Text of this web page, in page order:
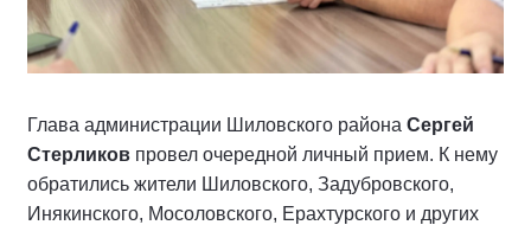
Глава администрации Шиловского района Сергей
Стерликов провел очередной личный прием. К нему
обратились жители Шиловского, Задубровского,
Инякинского, Мосоловского, Ерахтурского и других